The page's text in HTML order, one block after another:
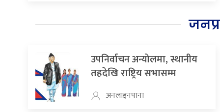
उपनिर्वाचन अन्योलमा, स्थानीय
तहदेखि राष्ट्रिय सभासम्म
अनलाइनपाना